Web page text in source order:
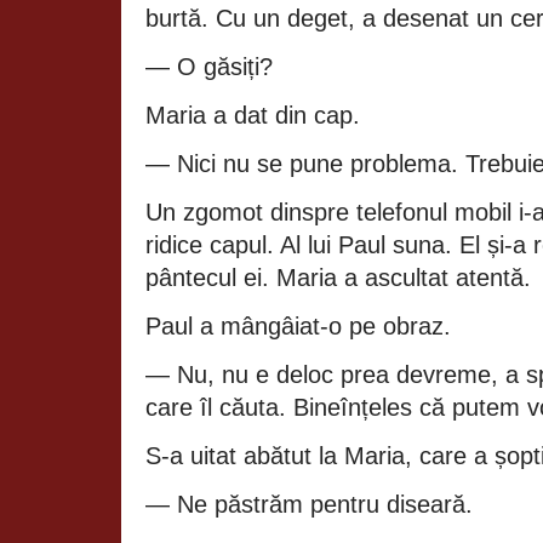
burtă. Cu un deget, a desenat un
— O găsiți?
Maria a dat din cap.
— Nici nu se pune problema.
Un zgomot dinspre telefonul mobil
ridice capul. Al lui Paul suna. El și‑a
pântecul ei. Maria a ascultat atentă.
Paul a mângâiat‑o pe obraz.
— Nu, nu e deloc prea devreme, a
care îl căuta. Bineînțeles că putem
S‑a uitat abătut la Maria, care a
— Ne păstrăm pentru diseară.